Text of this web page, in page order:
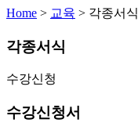
Home > 교육 > 각종서식
각종서식
수강신청
수강신청서